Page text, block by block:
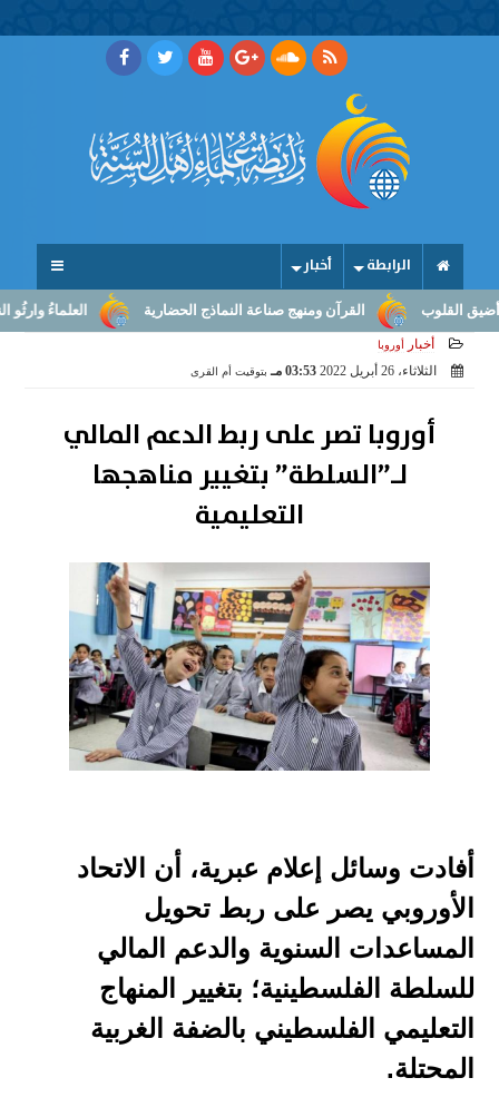
الرابطة أخبار
العلماءُ وارثُو القرآن ومنهج صناعة النماذج الحضارية
أخبار أوروبا
الثلاثاء، 26 أبريل 2022 03:53 مـ بتوقيت أم القرى
أوروبا تصر على ربط الدعم المالي
لـ”السلطة” بتغيير مناهجها
التعليمية
أفادت وسائل إعلام عبرية، أن الاتحاد
الأوروبي يصر على ربط تحويل
المساعدات السنوية والدعم المالي
للسلطة الفلسطينية؛ بتغيير المنهاج
التعليمي الفلسطيني بالضفة الغربية
المحتلة.